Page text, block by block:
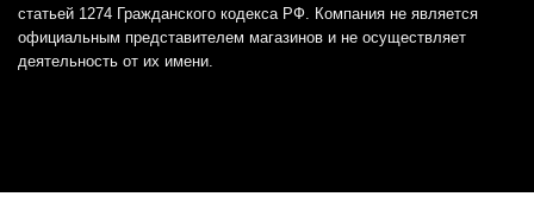
статьей 1274 Гражданского кодекса РФ. Компания не является
официальным представителем магазинов и не осуществляет
деятельность от их имени.